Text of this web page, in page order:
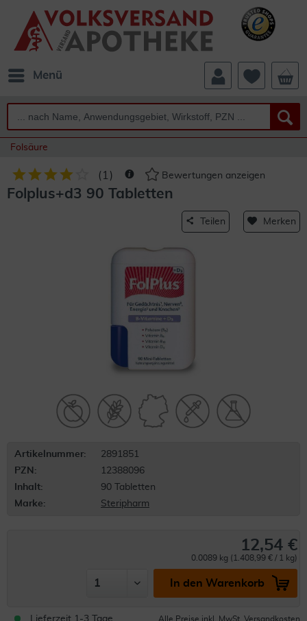
Menü
Folsäure
( 1 ) Bewertungen anzeigen
Folplus+d3 90 Tabletten
Teilen Merken
Artikelnummer:
2891851
PZN:
12388096
Inhalt:
90 Tabletten
Marke:
Steripharm
12,54 €
0.0089 kg (1.408,99 € / 1 kg)
In den Warenkorb
Lieferzeit 1-3 Tage Alle Preise inkl. MwSt. Versandkosten